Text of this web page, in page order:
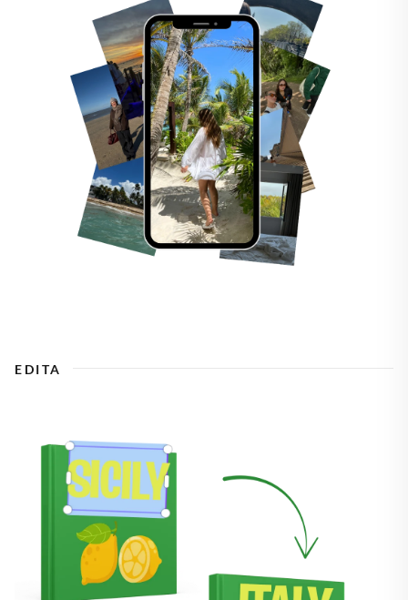
EDITA